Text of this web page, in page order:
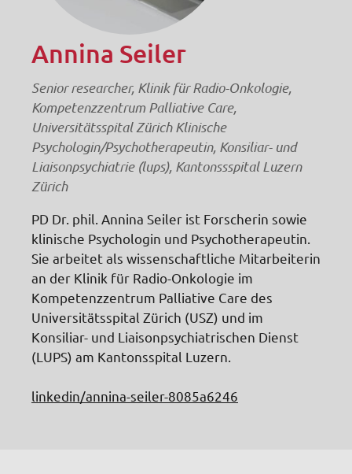
Annina Seiler
Senior researcher, Klinik für Radio-Onkologie,
Kompetenzzentrum Palliative Care,
Universitätsspital Zürich Klinische
Psychologin/Psychotherapeutin, Konsiliar- und
Liaisonpsychiatrie (lups), Kantonssspital Luzern
Zürich
PD Dr. phil. Annina Seiler ist Forscherin sowie
klinische Psychologin und Psychotherapeutin.
Sie arbeitet als wissenschaftliche Mitarbeiterin
an der Klinik für Radio-Onkologie im
Kompetenzzentrum Palliative Care des
Universitätsspital Zürich (USZ) und im
Konsiliar- und Liaisonpsychiatrischen Dienst
(LUPS) am Kantonsspital Luzern.
linkedin/annina-seiler-8085a6246